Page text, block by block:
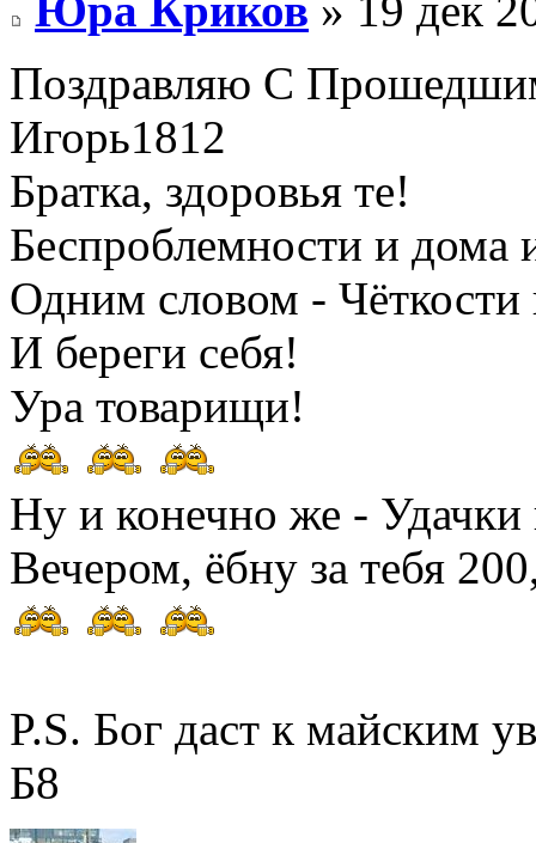
Юра Криков » 19 дек
Поздравляю С
Игорь1812
Братка, здоровья те!
Беспроблемности и дома
Одним словом - Чёткости
И береги себя!
Ура товарищи!
Ну и конечно же - Удачки
Вечером, ёбну за тебя
P.S. Бог даст к майским
Б8